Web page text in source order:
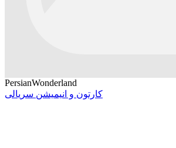
PersianWonderland
کارتون و انیمیشن سریالی